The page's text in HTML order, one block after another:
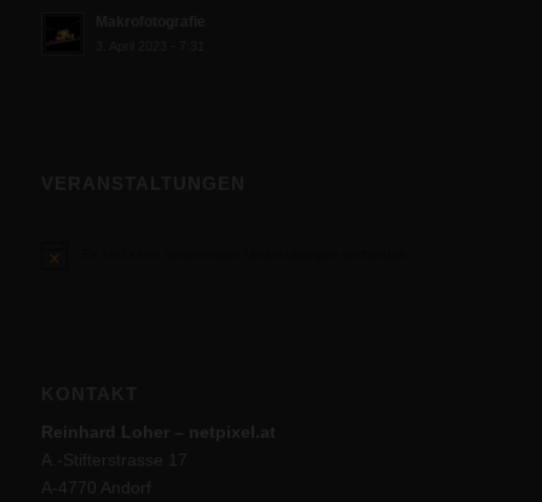
Hinweis
Reinhard Loher – netpixel.at
A.-Stifterstrasse 17
A-4770 Andorf